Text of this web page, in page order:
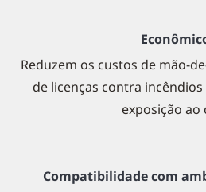
Reduzem os custos de mão-
de licenças contra
exposição ao
Compatibilidade com